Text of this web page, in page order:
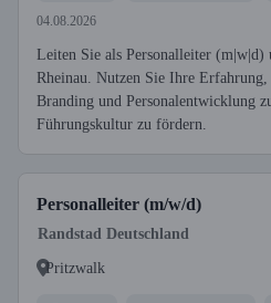
04.08.2026
Leiten Sie als Personalleiter (m|w|d)
Rheinau. Nutzen Sie Ihre
Branding und Personalentwicklung
Führungskultur zu fördern.
Personalleiter (m/w/d)
Randstad Deutschland
Pritzwalk